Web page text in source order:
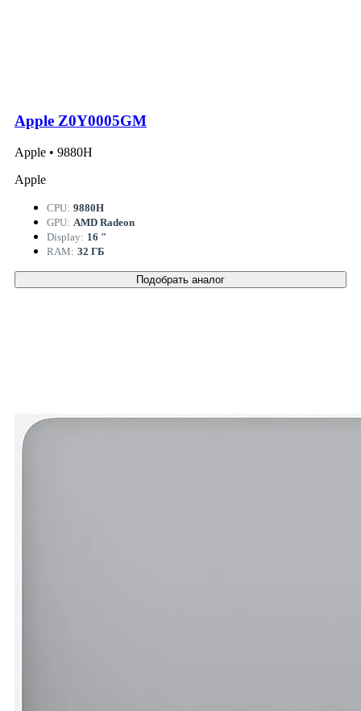
Apple Z0Y0005GM
Apple • 9880H
Apple
CPU: 9880H
GPU: AMD Radeon
Display: 16 "
RAM: 32 ГБ
Подобрать аналог